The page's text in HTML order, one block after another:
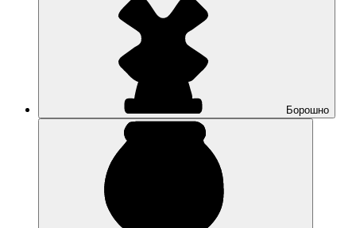
Борошно